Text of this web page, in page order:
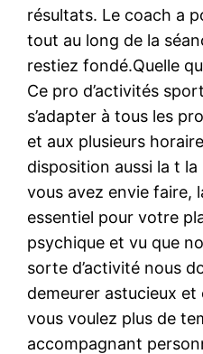
résultats. Le coach a
tout au long de la
restiez fondé.Quelle
Ce pro d’activités
s’adapter à tous les
et aux plusieurs
disposition aussi la t la
vous avez envie faire,
essentiel pour votre
psychique et vu que
sorte d’activité nous
demeurer astucieux
vous voulez plus de
accompagnant